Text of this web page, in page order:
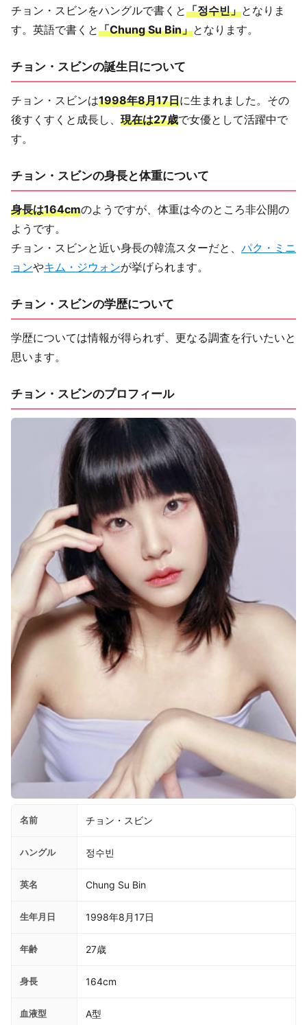
チョン・スビンをハングルで書くと「정수빈」となりま
す。英語で書くと「Chung Su Bin」となります。
チョン・スビンの誕生日について
チョン・スビンは1998年8月17日に生まれました。その
後すくすくと成長し、 現在は27歳で女優として活躍中で
す。
チョン・スビンの身長と体重について
身長は164cmのようですが、体重は今のところ非公開の
ようです。
チョン・スビンと近い身長の韓流スターだと、 パク・ミニ
ョンやキム・ジウォンが挙げられます。
チョン・スビンの学歴について
学歴については情報が得られず、更なる調査を行いたいと
思います。
チョン・スビンのプロフィール
名前 チョン・スビン
ハングル 정수빈
英名 Chung Su Bin
生年月日 1998年8月17日
年齢 27歳
身長 164cm
血液型 A型